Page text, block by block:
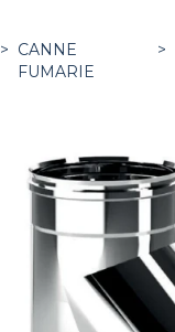
> CANNE
FUMARIE
>